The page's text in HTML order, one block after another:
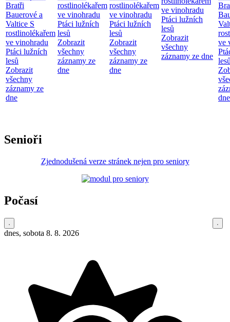
Bratři
Bauerové a
Valtice S
rostlinolékařem
ve vinohradu
Ptáci lužních
lesů
Zobrazit
všechny
záznamy ze
dne
rostlinolékařem
ve vinohradu
Ptáci lužních
lesů
Zobrazit
všechny
záznamy ze
dne
rostlinolékařem
ve vinohradu
Ptáci lužních
lesů
Zobrazit
všechny
záznamy ze
dne
ve vinohradu
Ptáci lužních
lesů
Zobrazit
všechny
záznamy ze dne
ve
dne
Senioři
Zjednodušená verze stránek nejen pro seniory
Počasí
dnes, sobota 8. 8. 2026